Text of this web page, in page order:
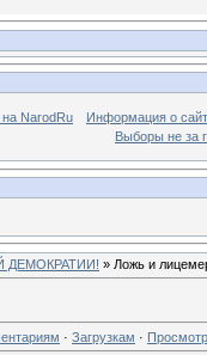
на NarodRu
Информация о
Выборы не за
ДЕМОКРАТИИ! » Ложь и
· Загрузкам ·